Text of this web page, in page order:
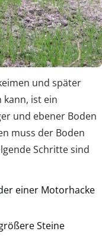
und später
kann, ist ein
und ebener Boden
muss der Boden
Schritte sind
einer Motorhacke
Steine